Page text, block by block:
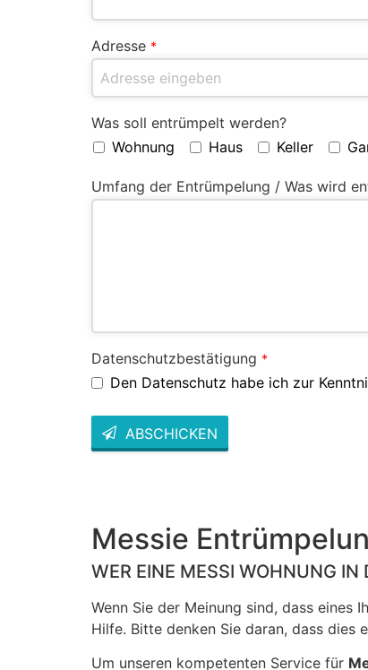
Adresse *
Was soll entrümpelt werden?
Wohnung
Haus Keller
Umfang der Entrümpelung / Was wird
Datenschutzbestätigung *
Den Datenschutz habe ich zur
ABSCHICKEN
blank
Messie
WER EINE MESSI WOHNUNG
Wenn Sie der Meinung sind, dass
Hilfe. Bitte denken Sie daran, dass dies
Um unseren kompetenten Service für